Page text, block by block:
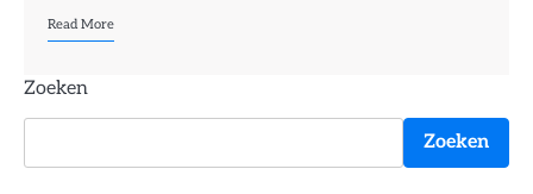
Read More
Zoeken
Zoeken